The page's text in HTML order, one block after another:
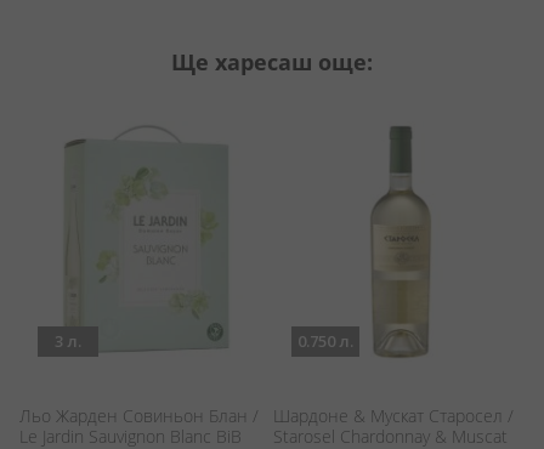
Ще харесаш още:
3 л.
Льо Жарден Совиньон Блан /
Le Jardin Sauvignon Blanc BiB
0.750 л.
Шардоне & Мускат Старосел /
Starosel Chardonnay & Muscat